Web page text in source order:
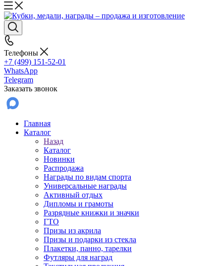
Телефоны
+7 (499) 151-52-01
WhatsApp
Telegram
Заказать звонок
Главная
Каталог
Назад
Каталог
Новинки
Распродажа
Награды по видам спорта
Универсальные награды
Активный отдых
Дипломы и грамоты
Разрядные книжки и значки
ГТО
Призы из акрила
Призы и подарки из стекла
Плакетки, панно, тарелки
Футляры для наград